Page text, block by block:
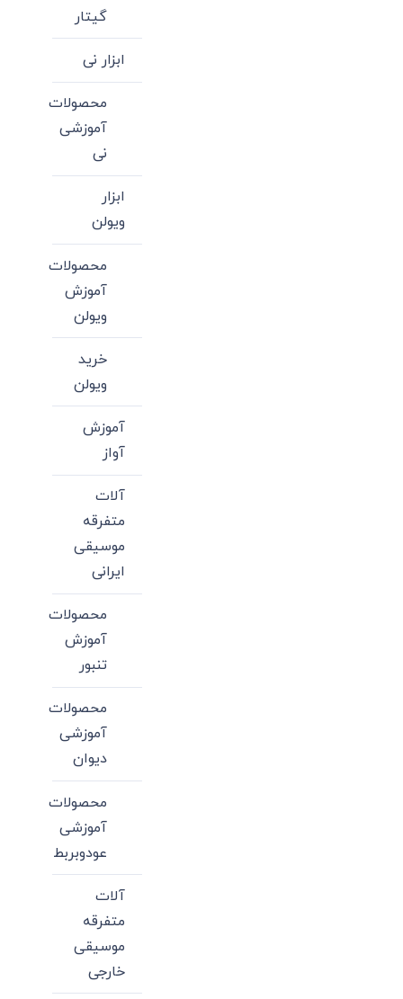
گیتار
ابزار نی
محصولات
آموزشی
نی
ابزار
ویولن
محصولات
آموزش
ویولن
خرید
ویولن
آموزش
آواز
آلات
متفرقه
موسیقی
ایرانی
محصولات
آموزش
تنبور
محصولات
آموزشی
دیوان
محصولات
آموزشی
عودوبربط
آلات
متفرقه
موسیقی
خارجی